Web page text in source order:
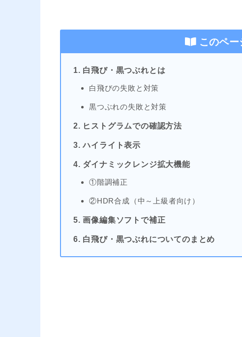
このペー
1. 白飛び・黒つぶれとは
白飛びの失敗と対策
黒つぶれの失敗と対策
2. ヒストグラムでの確認方法
3. ハイライト表示
4. ダイナミックレンジ拡大機能
①階調補正
②HDR合成（中～上級者向け）
5. 画像編集ソフトで補正
6. 白飛び・黒つぶれについてのまとめ